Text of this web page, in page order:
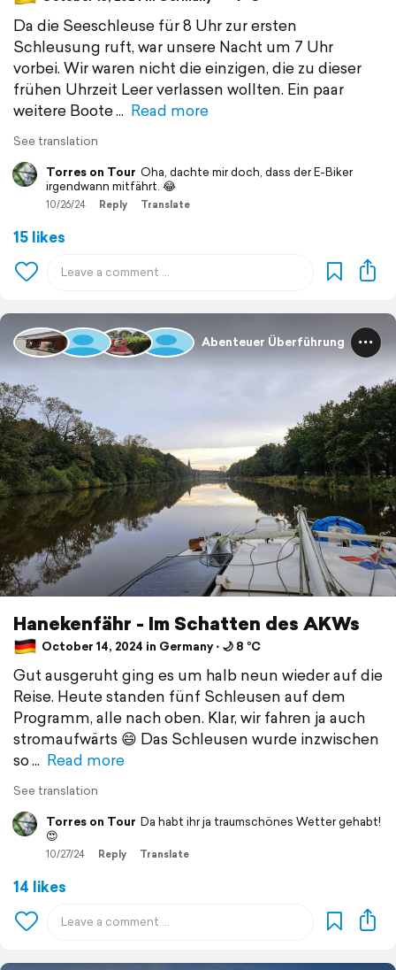
Da die Seeschleuse für 8 Uhr zur ersten
Schleusung ruft, war unsere Nacht um 7 Uhr
vorbei. Wir waren nicht die einzigen, die zu dieser
frühen Uhrzeit Leer verlassen wollten. Ein paar
weitere Boote
Read more
See translation
Torres on Tour Oha, dachte mir doch, dass der E-Biker
irgendwann mitfährt. 😂
10/26/24 Reply Translate
15 likes
Abenteuer Überführung
Hanekenfähr - Im Schatten des AKWs
October 14, 2024 in Germany ⋅ 🌙 8 °C
Gut ausgeruht ging es um halb neun wieder auf die
Reise. Heute standen fünf Schleusen auf dem
Programm, alle nach oben. Klar, wir fahren ja auch
stromaufwärts 😄 Das Schleusen wurde inzwischen
so
Read more
See translation
Torres on Tour Da habt ihr ja traumschönes Wetter gehabt!
😍
10/27/24 Reply Translate
14 likes